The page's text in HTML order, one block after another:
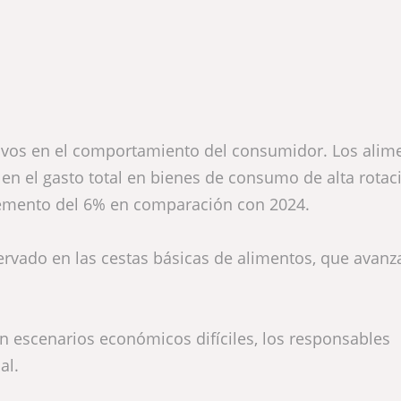
en el comportamiento del consumidor. Los
el gasto total en bienes de consumo de alta
del 6% en comparación con 2024.
en las cestas básicas de alimentos, que
escenarios económicos difíciles, los responsables